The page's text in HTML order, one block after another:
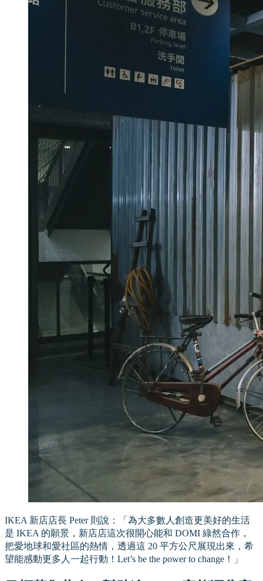
IKEA 新店店長 Peter 則說：「為大多數人創造更美好的生活
是 IKEA 的願景，新店店這次很開心能和 DOMI 綠然合作，
把愛地球和愛社區的熱情，透過這 20 平方公尺展現出來，希
望能感動更多人一起行動！Let’s be the power to change！」